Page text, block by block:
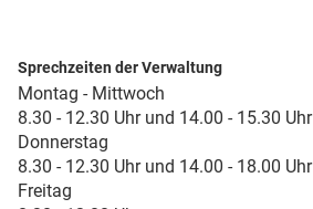
Sprechzeiten der Verwaltung
Montag - Mittwoch
8.30 - 12.30 Uhr und 14.00 - 15.30 Uhr
Donnerstag
8.30 - 12.30 Uhr und 14.00 - 18.00 Uhr
Freitag